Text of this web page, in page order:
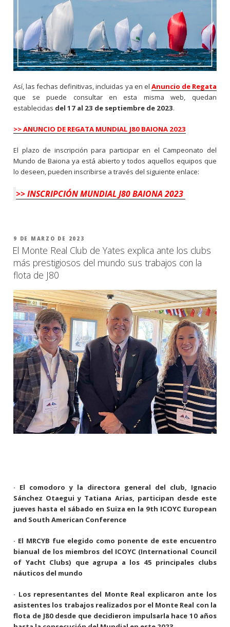
Así, las fechas definitivas, incluidas ya en el Anuncio de Regata
que se puede consultar en esta misma web, quedan
establecidas del 17 al 23 de septiembre de 2023.
>> ANUNCIO DE REGATA MUNDIAL J80 BAIONA 2023
El plazo de inscripción para participar en el Campeonato del
Mundo de Baiona ya está abierto y todos aquellos equipos que
lo deseen, pueden inscribirse a través del siguiente enlace:
>> INSCRIPCIÓN MUNDIAL J80 BAIONA 2023
PUBLICADO
EL
9 DE MARZO DE 2023
El Monte Real Club de Yates explica ante los clubs
más prestigiosos del mundo sus trabajos con la
flota de J80
· El comodoro y la directora general del club, Ignacio
Sánchez Otaegui y Tatiana Arias, participan desde este
jueves hasta el sábado en Suiza en la 9th ICOYC European
and South American Conference
· El MRCYB fue elegido como ponente de este encuentro
bianual de los miembros del ICOYC (International Council
of Yacht Clubs) que agrupa a los 45 principales clubs
náuticos del mundo
· Los representantes del Monte Real explicaron ante los
asistentes los trabajos realizados por el Monte Real con la
flota de J80 desde que decidieron impulsarla hace 10 años